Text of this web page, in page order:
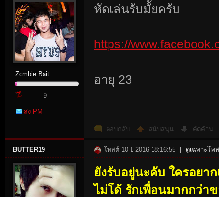
St
ori
Zombie Bait
Zombie
Point
9
ส่ง PM
หัดเล่นรับมั้ยครับ
https://
อายุ 23
ตอบกลับ สนับสนุน คัดค้าน
BUTTER19 โพสต์ 10-1-2016 18:16:55 ดูเฉพาะโพ
ยังรับอยู่นะคับ ใครอยา
ไม่โด้ รักเพื่อนมากกว่า